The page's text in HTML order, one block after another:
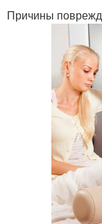
Причины